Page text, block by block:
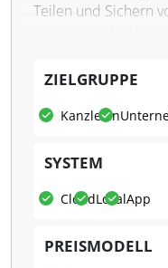
Teilen und Sichern
ermöglicht einen
Die Software
und die intelligente
digitale
ZIELGRUPPE
Kanzleien
SYSTEM
CloudLokalApp
PREISMODELL